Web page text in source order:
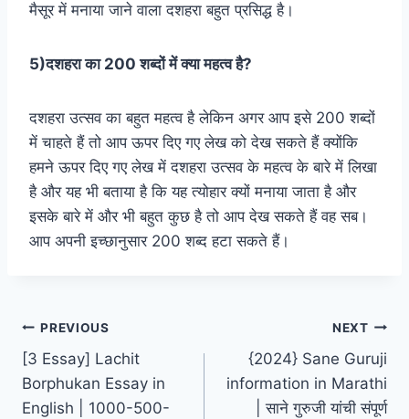
मैसूर में मनाया जाने वाला दशहरा बहुत प्रसिद्ध है।
5)दशहरा का 200 शब्दों में क्या महत्व है?
दशहरा उत्सव का बहुत महत्व है लेकिन अगर आप इसे 200 शब्दों
में चाहते हैं तो आप ऊपर दिए गए लेख को देख सकते हैं क्योंकि
हमने ऊपर दिए गए लेख में दशहरा उत्सव के महत्व के बारे में लिखा
है और यह भी बताया है कि यह त्योहार क्यों मनाया जाता है और
इसके बारे में और भी बहुत कुछ है तो आप देख सकते हैं वह सब।
आप अपनी इच्छानुसार 200 शब्द हटा सकते हैं।
Post
navigation
PREVIOUS
[3 Essay] Lachit
Borphukan Essay in
English | 1000-500-
NEXT
{2024} Sane Guruji
information in Marathi
| साने गुरुजी यांची संपूर्ण